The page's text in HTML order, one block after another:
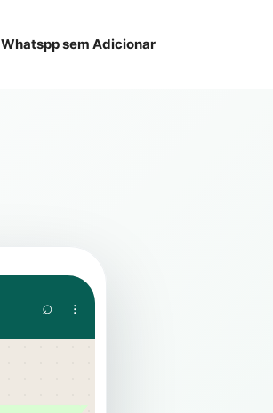
Whatspp sem Adicionar
⌕ ⋮